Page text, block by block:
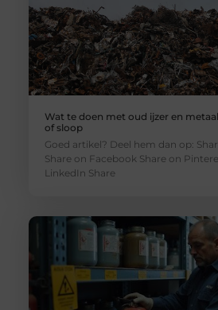
Wat te doen met oud ijzer en
of sloop
Goed artikel? Deel hem dan op:
Share on Facebook Share on
LinkedIn Share